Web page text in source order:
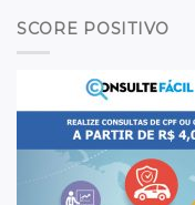
SCORE POSITIVO